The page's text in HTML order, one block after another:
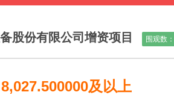
股份有限公司增资项目 围观数：
8,027.500000及以上